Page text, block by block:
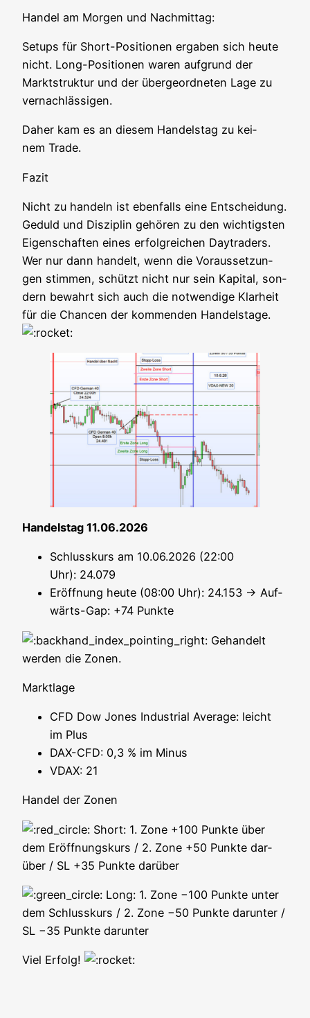
Han­del am Mor­gen und Nachmittag:
Set­ups für Short-Posi­tio­nen erga­ben sich heu­te
nicht. Long-Posi­tio­nen waren auf­grund der
Markt­struk­tur und der über­ge­ord­ne­ten Lage zu
vernachlässigen.
Daher kam es an die­sem Han­dels­tag zu kei­
nem Trade.
Fazit
Nicht zu han­deln ist eben­falls eine Ent­schei­dung.
Geduld und Dis­zi­plin gehö­ren zu den wich­tigs­ten
Eigen­schaf­ten eines erfolg­rei­chen Day­trad­ers.
Wer nur dann han­delt, wenn die Vor­aus­set­zun­
gen stim­men, schützt nicht nur sein Kapi­tal, son­
dern bewahrt sich auch die not­wen­di­ge Klar­heit
für die Chan­cen der kom­men­den Handelstage.
Han­dels­tag 11.06.2026
Schluss­kurs am 10.06.2026 (22:00
Uhr): 24.079
Eröff­nung heu­te (08:00 Uhr): 24.153 → Auf­
wärts-Gap: +74 Punkte
Gehan­delt
wer­den die Zonen.
Markt­la­ge
CFD Dow Jones Indus­tri­al Avera­ge: leicht
im Plus
DAX-CFD: 0,3 % im Minus
VDAX: 21
Han­del der Zonen
Short: 1. Zone +100 Punk­te über
dem Eröff­nungs­kurs / 2. Zone +50 Punk­te dar­
über / SL +35 Punk­te darüber
Long: 1. Zone −100 Punk­te unter
dem Schluss­kurs / 2. Zone −50 Punk­te dar­un­ter /
SL −35 Punk­te darunter
Viel Erfolg!